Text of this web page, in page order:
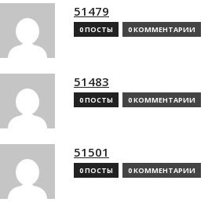
51479
0 ПОСТЫ 0 КОММЕНТАРИИ
51483
0 ПОСТЫ 0 КОММЕНТАРИИ
51501
0 ПОСТЫ 0 КОММЕНТАРИИ